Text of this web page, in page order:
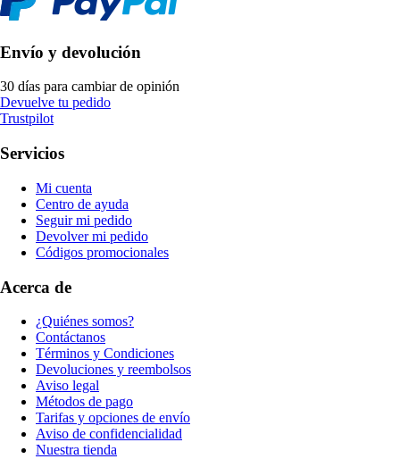
Envío y devolución
30 días para cambiar de opinión
Devuelve tu pedido
Trustpilot
Servicios
Mi cuenta
Centro de ayuda
Seguir mi pedido
Devolver mi pedido
Códigos promocionales
Acerca de
¿Quiénes somos?
Contáctanos
Términos y Condiciones
Devoluciones y reembolsos
Aviso legal
Métodos de pago
Tarifas y opciones de envío
Aviso de confidencialidad
Nuestra tienda